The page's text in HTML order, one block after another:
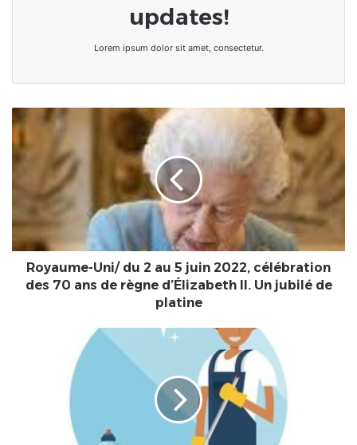
updates!
Lorem ipsum dolor sit amet, consectetur.
Royaume-
Uni/
du
2
célébration
Royaume-Uni/ du 2 au 5 juin 2022, célébration
des 70 ans de règne d’Élizabeth II. Un jubilé de
platine